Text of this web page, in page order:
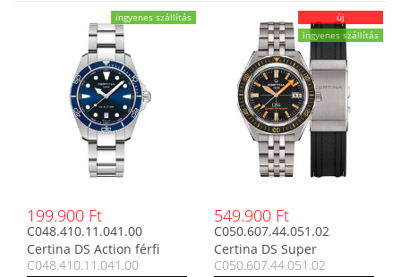
ingyenes szállítás
199.900 Ft
C048.410.11.041.00
Certina DS Action férfi
analóg karóra
C048.410.11.041.00
új
ingyenes szállítás
549.900 Ft
C050.607.44.051.02
Certina DS Super
PH2000M automata férfi
C050.607.44.051.02